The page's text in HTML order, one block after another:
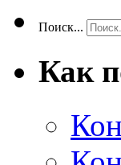
Поиск...
Как